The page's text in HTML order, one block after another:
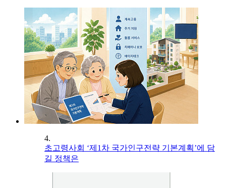
4.
초고령사회 ‘제1차 국가인구전략 기본계획’에 담
길 정책은